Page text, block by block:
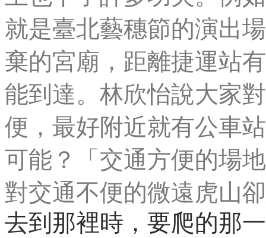
就是臺北藝穗節的演出
棄的宮廟，距離捷運站
能到達。林欣怡說大家
便，最好附近就有公車
可能？「交通方便的場
對交通不便的微遠虎山
去到那裡時，要爬的那